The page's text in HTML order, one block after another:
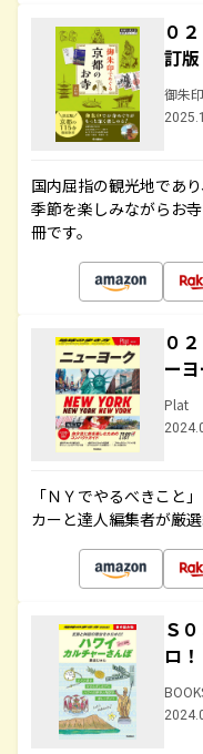
０
訂版
御朱印
国内屈指の観光地であ
季節を楽しみながらお
冊です。
０
ー
Plat
「ＮＹでやるべきこと
カーと達人編集者が厳
Ｓ
ロ